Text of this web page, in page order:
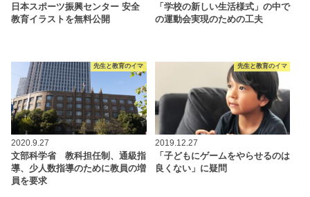
日本スポーツ振興センター 安全
教育イラストを無料公開
「学校の新しい生活様式」の中で
の運動会実現のための工夫
先生と教育のイマ
2020.9.27
文部科学省 教科担任制、通級指
導、少人数指導のために教員の増
員を要求
先生と教育のイマ
2019.12.27
「子どもにゲームをやらせるのは
良くない」に疑問